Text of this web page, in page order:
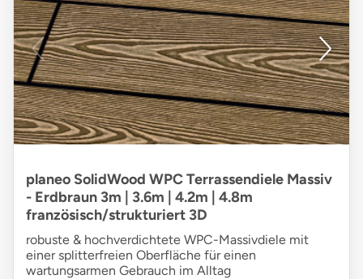
planeo SolidWood WPC Terrassendiele Massiv
- Erdbraun 3m | 3.6m | 4.2m | 4.8m
französisch/strukturiert 3D
robuste & hochverdichtete WPC-Massivdiele mit
einer splitterfreien Oberfläche für einen
wartungsarmen Gebrauch im Alltag